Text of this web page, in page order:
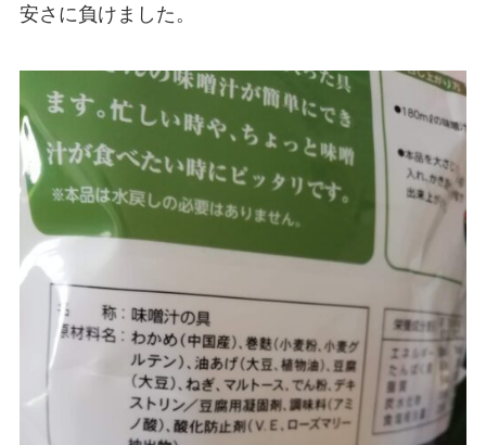
安さに負けました。